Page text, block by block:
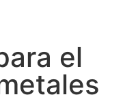
el